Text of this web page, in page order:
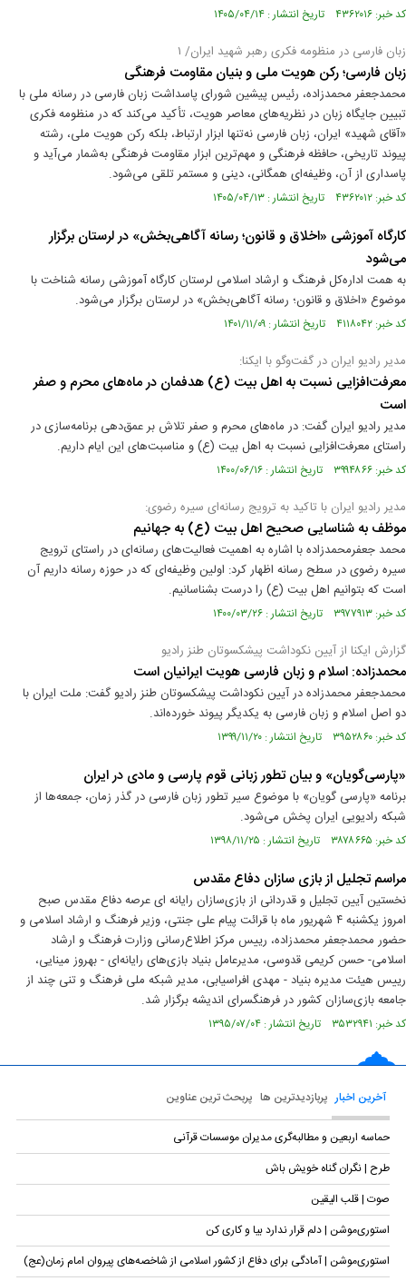
کد خبر: ۴۳۶۲۰۱۶ تاریخ انتشار : ۱۴۰۵/۰۴/۱۴
زبان فارسی در منظومه فکری رهبر شهید ایران/ ۱
زبان فارسی؛ رکن هویت ملی و بنیان مقاومت فرهنگی
محمدجعفر محمدزاده، رئیس پیشین شورای پاسداشت زبان فارسی در رسانه ملی با
تبیین جایگاه زبان در نظریه‌های معاصر هویت، تأکید می‌کند که در منظومه فکری
«آقای شهید» ایران، زبان فارسی نه‌تنها ابزار ارتباط، بلکه رکن هویت ملی، رشته
پیوند تاریخی، حافظه فرهنگی و مهم‌ترین ابزار مقاومت فرهنگی به‌شمار می‌آید و
پاسداری از آن، وظیفه‌ای همگانی، دینی و مستمر تلقی می‌شود.
کد خبر: ۴۳۶۲۰۱۲ تاریخ انتشار : ۱۴۰۵/۰۴/۱۳
کارگاه آموزشی «اخلاق و قانون؛ رسانه آگاهی‌بخش» در لرستان برگزار
می‏‌شود
به همت اداره‌کل فرهنگ و ارشاد اسلامی لرستان کارگاه آموزشی رسانه شناخت با
موضوع «اخلاق و قانون؛ رسانه آگاهی‌بخش» در لرستان برگزار می‏‌شود.
کد خبر: ۴۱۱۸۰۴۲ تاریخ انتشار : ۱۴۰۱/۱۱/۰۹
مدیر رادیو ایران در گفت‌وگو با ایکنا:
معرفت‌افزایی نسبت به اهل بیت (ع) هدفمان در ماه‌های محرم و صفر
است
مدیر رادیو ایران گفت: در ماه‌های محرم و صفر تلاش بر عمق‌دهی برنامه‌سازی در
راستای معرفت‌افزایی نسبت به اهل بیت (ع) و مناسبت‌های این ایام داریم.
کد خبر: ۳۹۹۴۸۶۶ تاریخ انتشار : ۱۴۰۰/۰۶/۱۶
مدیر رادیو ایران با تاکید به ترویج رسانه‌ای سیره رضوی:
موظف به شناسایی صحیح اهل بیت (ع) به جهانیم
محمد جعفرمحمدزاده با اشاره به اهمیت فعالیت‌های رسانه‌ای در راستای ترویج
سیره رضوی در سطح رسانه اظهار کرد: اولین وظیفه‌ای که در حوزه رسانه داریم آن
است که بتوانیم اهل بیت (ع) را درست بشناسانیم.
کد خبر: ۳۹۷۷۹۱۳ تاریخ انتشار : ۱۴۰۰/۰۳/۲۶
گزارش ایکنا از آیین نکوداشت پیشکسوتان طنز رادیو
محمد‌زاده: اسلام و زبان فارسی هویت ایرانیان است
محمدجعفر محمدزاده در آیین نکوداشت پیشکسوتان طنز رادیو گفت: ملت ایران با
دو اصل اسلام و زبان فارسی به یکدیگر پیوند خورده‌اند.
کد خبر: ۳۹۵۲۸۶۰ تاریخ انتشار : ۱۳۹۹/۱۱/۲۰
«پارسی‌گویان» و بیان تطور زبانی قوم پارسی و مادی در ایران
برنامه «پارسی گویان» با موضوع سیر تطور زبان فارسی در گذر زمان، جمعه‌ها از
شبکه رادیویی ایران پخش می‌شود.
کد خبر: ۳۸۷۸۶۶۵ تاریخ انتشار : ۱۳۹۸/۱۱/۲۵
مراسم تجلیل از بازی سازان دفاع مقدس
نخستین آیین تجلیل و قدردانی از بازی‌سازان رایانه ای عرصه دفاع مقدس صبح
امروز یکشنبه ۴ شهریور ماه با قرائت پیام علی جنتی، وزیر فرهنگ و ارشاد اسلامی و
حضور محمدجعفر محمدزاده، رییس مرکز اطلاع‌رسانی وزارت فرهنگ و ارشاد
اسلامی- حسن کریمی قدوسی، مدیرعامل بنیاد بازی‌های رایانه‌ای - بهروز مینایی،
رییس هیئت مدیره بنیاد - مهدی افراسیابی، مدیر شبکه ملی فرهنگ و تنی چند از
جامعه بازی‌سازان کشور در فرهنگسرای اندیشه برگزار شد.
کد خبر: ۳۵۳۲۹۴۱ تاریخ انتشار : ۱۳۹۵/۰۷/۰۴
آخرین اخبار پربازدیدترین ها پربحث ترین عناوین
حماسه اربعین و مطالبه‌گری مدیران موسسات قرآنی
طرح | نگران گناه خویش باش
صوت | قلب الیقین
استوری‌موشن | دلم قرار ندارد بیا و کاری کن
استوری‌موشن | آمادگی برای دفاع از کشور اسلامی از شاخصه‌های پیروان امام زمان(عج)